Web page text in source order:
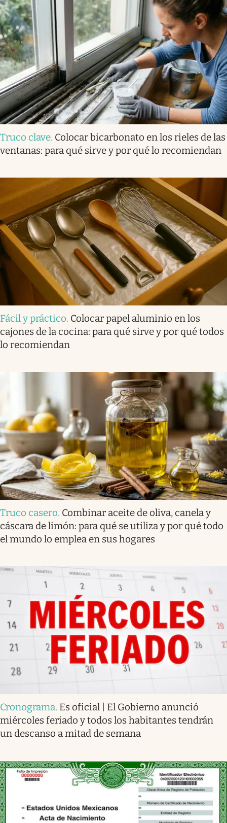
Truco clave. Colocar bicarbonato en los rieles de las
ventanas: para qué sirve y por qué lo recomiendan
Fácil y práctico. Colocar papel aluminio en los
cajones de la cocina: para qué sirve y por qué todos
lo recomiendan
Truco casero. Combinar aceite de oliva, canela y
cáscara de limón: para qué se utiliza y por qué todo
el mundo lo emplea en sus hogares
Cronograma. Es oficial | El Gobierno anunció
miércoles feriado y todos los habitantes tendrán
un descanso a mitad de semana